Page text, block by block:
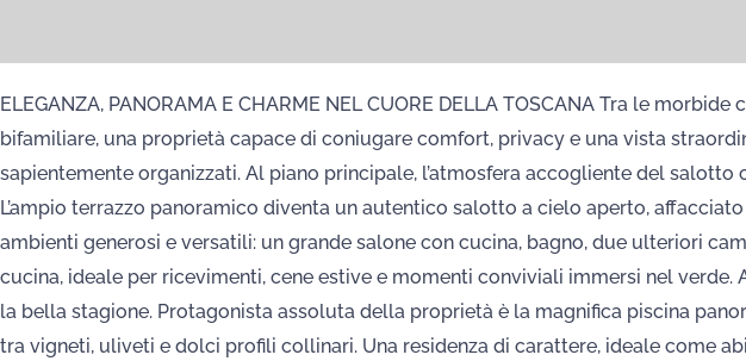
ELEGANZA, PANORAMA E CHARME NEL CUORE DELLA TOSCANA Tra le
bifamiliare, una proprietà capace di coniugare comfort, privacy e una vista
sapientemente organizzati. Al piano principale, l’atmosfera accogliente del
L’ampio terrazzo panoramico diventa un autentico salotto a cielo aperto,
ambienti generosi e versatili: un grande salone con cucina, bagno, due ulteriori
cucina, ideale per ricevimenti, cene estive e momenti conviviali immersi nel
la bella stagione. Protagonista assoluta della proprietà è la magnifica piscina
tra vigneti, uliveti e dolci profili collinari. Una residenza di carattere, ideale come